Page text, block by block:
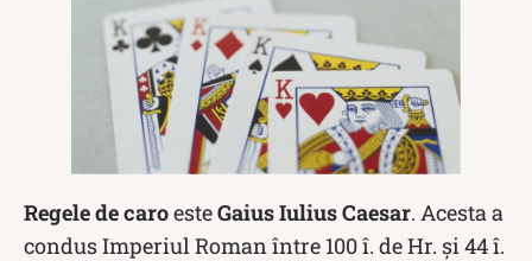
Regele de caroesteGaius Iulius Caesar. Acesta a
condus Imperiul Roman între 100 î. de Hr. și 44 î.